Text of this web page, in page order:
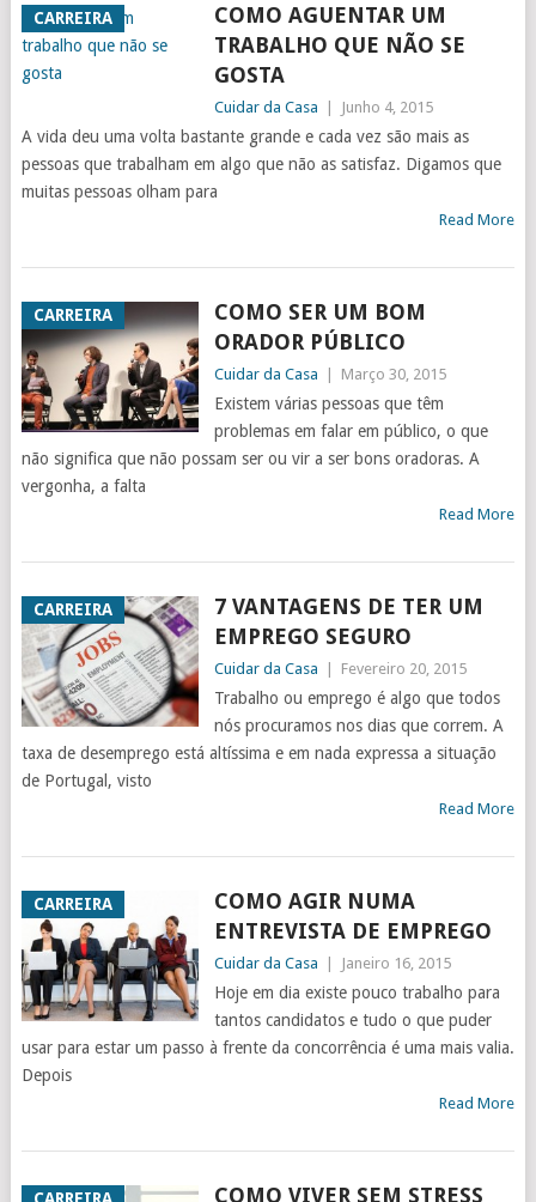
CARREIRA
COMO AGUENTAR UM
TRABALHO QUE NÃO SE
GOSTA
Cuidar da Casa Junho 4, 2015
A vida deu uma volta bastante grande e cada vez são mais as
pessoas que trabalham em algo que não as satisfaz. Digamos que
muitas pessoas olham para
Read More
CARREIRA
COMO SER UM BOM
ORADOR PÚBLICO
Cuidar da Casa Março 30, 2015
Existem várias pessoas que têm
problemas em falar em público, o que
não significa que não possam ser ou vir a ser bons oradoras. A
vergonha, a falta
Read More
CARREIRA
7 VANTAGENS DE TER UM
EMPREGO SEGURO
Cuidar da Casa Fevereiro 20, 2015
Trabalho ou emprego é algo que todos
nós procuramos nos dias que correm. A
taxa de desemprego está altíssima e em nada expressa a situação
de Portugal, visto
Read More
CARREIRA
COMO AGIR NUMA
ENTREVISTA DE EMPREGO
Cuidar da Casa Janeiro 16, 2015
Hoje em dia existe pouco trabalho para
tantos candidatos e tudo o que puder
usar para estar um passo à frente da concorrência é uma mais valia.
Depois
Read More
COMO VIVER SEM STRESS